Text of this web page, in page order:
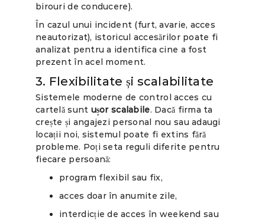
birouri de conducere).
În cazul unui incident (furt, avarie, acces
neautorizat), istoricul accesărilor poate fi
analizat pentru a identifica cine a fost
prezent în acel moment.
3. Flexibilitate și scalabilitate
Sistemele moderne de control acces cu
cartelă sunt ușor scalabile. Dacă firma ta
crește și angajezi personal nou sau adaugi
locații noi, sistemul poate fi extins fără
probleme. Poți seta reguli diferite pentru
fiecare persoană:
program flexibil sau fix,
acces doar în anumite zile,
interdicție de acces în weekend sau